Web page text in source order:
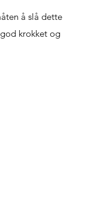
å slå dette
krokket og